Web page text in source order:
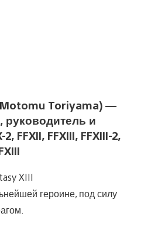
Toriyama) —
руководитель и
FFXII, FFXIII, FFXIII-2,
XIII
героине, под силу